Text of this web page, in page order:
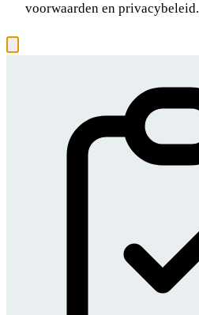
voorwaarden en privacybeleid.